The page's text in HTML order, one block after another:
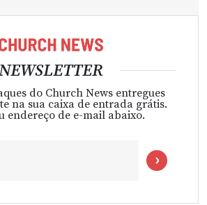
do Church News entregues
na sua caixa de entrada grátis.
endereço de e-mail abaixo.